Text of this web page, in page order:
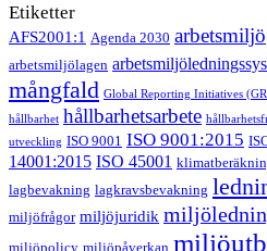
Etiketter
AFS2001:1 Agenda 2030 arbetsmiljö
arbetsmiljölagen
mångfald Global Reporting Initiatives
hållbarhet hållbarhetsarbete
utveckling ISO 9001 ISO 9001:2015
14001:2015 ISO 45001
lagbevakning lagkravsbevakning
miljöfrågor miljöjuridik
miljöpolicy miljöpåverkan